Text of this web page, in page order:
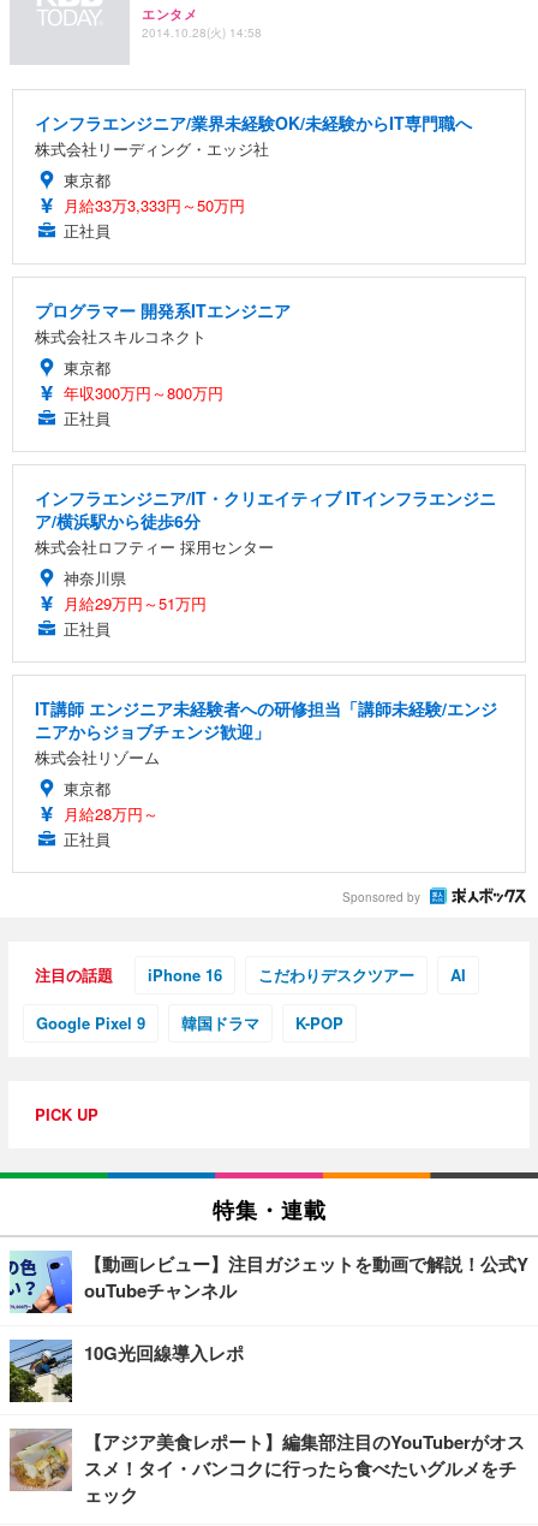
エンタメ
2014.10.28(火) 14:58
インフラエンジニア/業界未経験OK/未経験からIT専門職へ
株式会社リーディング・エッジ社
東京都
月給33万3,333円～50万円
正社員
プログラマー 開発系ITエンジニア
株式会社スキルコネクト
東京都
年収300万円～800万円
正社員
インフラエンジニア/IT・クリエイティブ ITインフラエンジニ
ア/横浜駅から徒歩6分
株式会社ロフティー 採用センター
神奈川県
月給29万円～51万円
正社員
IT講師 エンジニア未経験者への研修担当「講師未経験/エンジ
ニアからジョブチェンジ歓迎」
株式会社リゾーム
東京都
月給28万円～
正社員
Sponsored by
注目の話題 iPhone 16 こだわりデスクツアー AI
Google Pixel 9 韓国ドラマ K-POP
PICK UP
特集・連載
【動画レビュー】注目ガジェットを動画で解説！公式Y
ouTubeチャンネル
10G光回線導入レポ
【アジア美食レポート】編集部注目のYouTuberがオス
スメ！タイ・バンコクに行ったら食べたいグルメをチ
ェック